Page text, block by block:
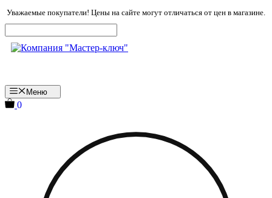
Перейти
к
содержимому
Уважаемые покупатели! Цены на сайте могут отличаться от цен в магазине.
Меню
0